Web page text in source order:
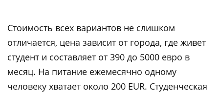
Стоимость всех вариантов не слишком
отличается, цена зависит от города, где живет
студент и составляет от 390 до 5000 евро в
месяц. На питание ежемесячно одному
человеку хватает около 200 EUR. Студенческая